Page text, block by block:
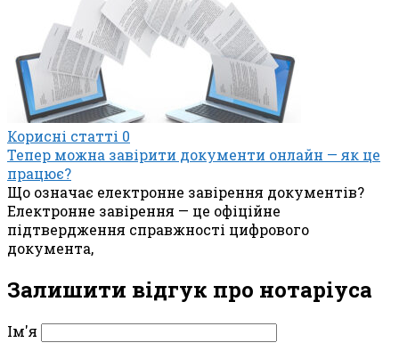
Корисні статті 0
Тепер можна завірити документи онлайн — як це
працює?
Що означає електронне завірення документів?
Електронне завірення — це офіційне
підтвердження справжності цифрового
документа,
Залишити відгук про нотаріуса
Ім'я